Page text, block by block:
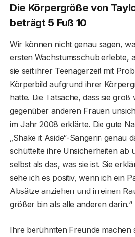
Die Körpergröße von
beträgt 5 Fuß 10
Wir können nicht genau sagen,
ersten Wachstumsschub erlebte,
sie seit ihrer Teenagerzeit mit
Körperbild aufgrund ihrer
hatte. Die Tatsache, dass sie groß
gegenüber anderen Frauen
im Jahr 2008 erklärte. Die gute
„Shake it Aside“-Sängerin genau
schüttelte ihre Unsicherheiten ab
selbst als das, was sie ist. Sie
sehe ich es positiv, wenn ich ein
Absätze anziehen und in einen
größer bin als alle anderen darin.“
Ihre berühmten Freunde machen